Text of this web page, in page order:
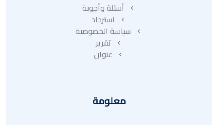
أسئلة وأجوبة
استرداد
سياسة الخصوصية
تقرير
عنوان
معلومة